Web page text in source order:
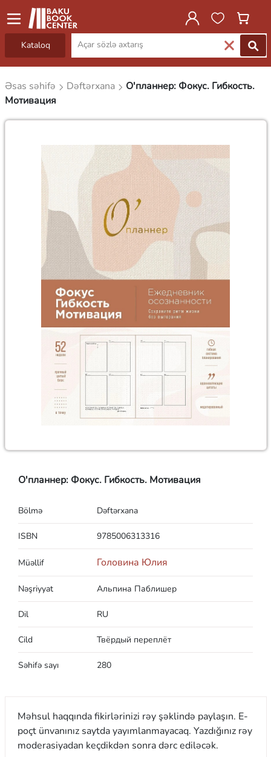
Kataloq
Əsas səhifə Dəftərxana
О'планнер: Фокус. Гибкость.
Мотивация
О'планнер: Фокус. Гибкость. Мотивация
Bölmə Dəftərxana
ISBN 9785006313316
Müəllif Головина Юлия
Nəşriyyat Альпина Паблишер
Dil RU
Cild Твёрдый переплёт
Səhifə sayı 280
Məhsul haqqında fikirlərinizi rəy şəklində paylaşın. E-
poçt ünvanınız saytda yayımlanmayacaq. Yazdığınız rəy
moderasiyadan keçdikdən sonra dərc ediləcək.